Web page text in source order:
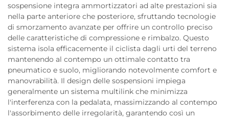
sospensione integra ammortizzatori ad alte prestazioni sia
nella parte anteriore che posteriore, sfruttando tecnologie
di smorzamento avanzate per offrire un controllo preciso
delle caratteristiche di compressione e rimbalzo. Questo
sistema isola efficacemente il ciclista dagli urti del terreno
mantenendo al contempo un ottimale contatto tra
pneumatico e suolo, migliorando notevolmente comfort e
manovrabilità. Il design delle sospensioni impiega
generalmente un sistema multilink che minimizza
l'interferenza con la pedalata, massimizzando al contempo
l'assorbimento delle irregolarità, garantendo così un